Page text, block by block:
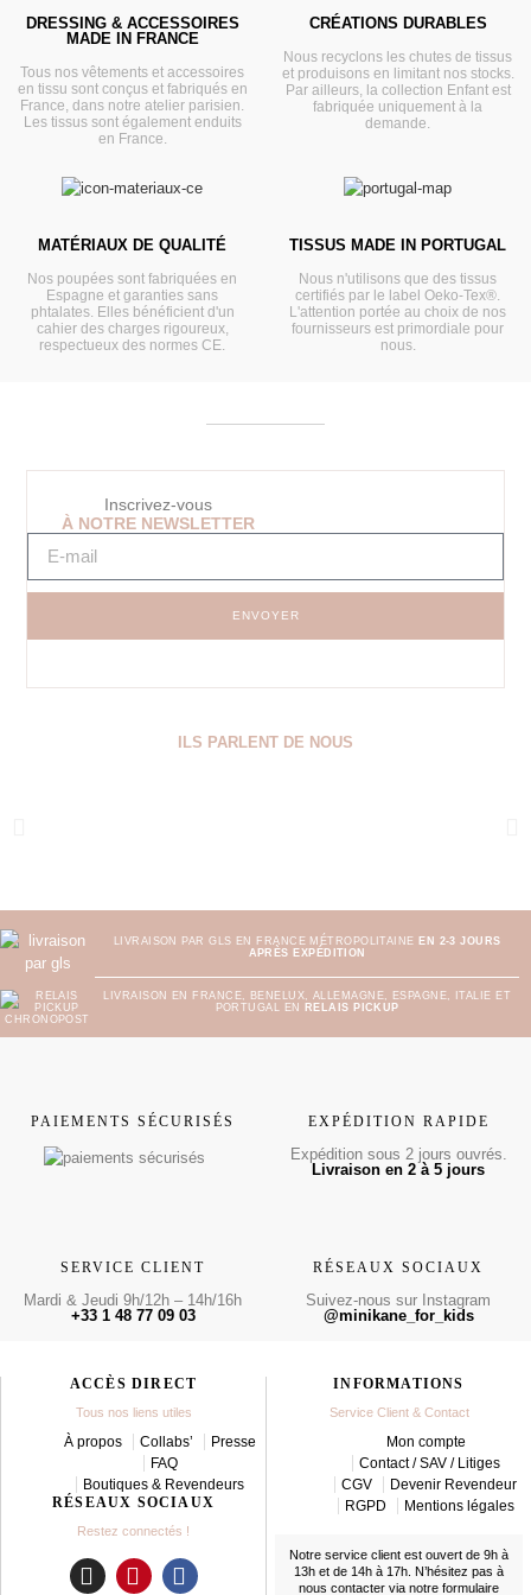
DRESSING & ACCESSOIRES
MADE IN FRANCE
Tous nos vêtements et accessoires
en tissu sont conçus et fabriqués en
France, dans notre atelier parisien.
Les tissus sont également enduits
en France.
CRÉATIONS DURABLES
Nous recyclons les chutes de tissus
et produisons en limitant nos stocks.
Par ailleurs, la collection Enfant est
fabriquée uniquement à la
demande.
MATÉRIAUX DE QUALITÉ
Nos poupées sont fabriquées en
Espagne et garanties sans
phtalates. Elles bénéficient d'un
cahier des charges rigoureux,
respectueux des normes CE.
TISSUS MADE IN PORTUGAL
Nous n'utilisons que des tissus
certifiés par le label Oeko-Tex®.
L'attention portée au choix de nos
fournisseurs est primordiale pour
nous.
Inscrivez-vous
À NOTRE NEWSLETTER
ENVOYER
ILS PARLENT DE NOUS
LIVRAISON PAR GLS EN FRANCE MÉTROPOLITAINE EN 2-3 JOURS
APRÈS EXPÉDITION
LIVRAISON EN FRANCE, BENELUX, ALLEMAGNE, ESPAGNE, ITALIE ET
PORTUGAL EN
RELAIS PICKUP
PAIEMENTS SÉCURISÉS EXPÉDITION RAPIDE
Expédition sous 2 jours ouvrés.
Livraison en 2 à 5 jours
SERVICE CLIENT
Mardi & Jeudi 9h/12h – 14h/16h
+33 1 48 77 09 03
RÉSEAUX SOCIAUX
Suivez-nous sur Instagram
@minikane_for_kids
ACCÈS DIRECT
Tous nos liens utiles
À propos Collabs’
Presse
FAQ
Boutiques & Revendeurs
RÉSEAUX SOCIAUX
Restez connectés !
INFORMATIONS
Service Client & Contact
Mon compte
Contact / SAV / Litiges
CGV
Devenir Revendeur
RGPD
Mentions légales
Notre service client est ouvert de 9h à
13h et de 14h à 17h. N’hésitez pas à
nous contacter via notre formulaire